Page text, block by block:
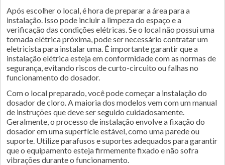
Após escolher o local, é hora de preparar a área para a
instalação. Isso pode incluir a limpeza do espaço e a
verificação das condições elétricas. Se o local não possui uma
tomada elétrica próxima, pode ser necessário contratar um
eletricista para instalar uma. É importante garantir que a
instalação elétrica esteja em conformidade com as normas de
segurança, evitando riscos de curto-circuito ou falhas no
funcionamento do dosador.
Com o local preparado, você pode começar a instalação do
dosador de cloro. A maioria dos modelos vem com um manual
de instruções que deve ser seguido cuidadosamente.
Geralmente, o processo de instalação envolve a fixação do
dosador em uma superfície estável, como uma parede ou
suporte. Utilize parafusos e suportes adequados para garantir
que o equipamento esteja firmemente fixado e não sofra
vibrações durante o funcionamento.